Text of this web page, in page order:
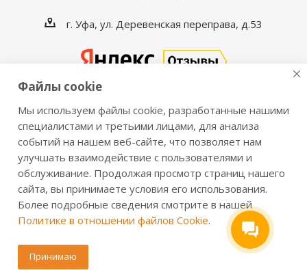
г. Уфа, ул. Деревенская переправа, д.53
2016-2026 © VALBERGSAFE.RU — Интернет-магазин
сейфов Valberg и металлической мебели Практик.
Продажа сейфов для дома и офиса, металлических
шкафов, стеллажей, металлических дверей.
Информация о розничных ценах, технических
характеристиках, наличии на складе носит справочный
характер и не является публичной офертой,
определяемой положениями из Статьи 437 ч.2 ГК РФ.
Файлы cookie
Мы используем файлы cookie, разработанные нашими
специалистами и третьими лицами, для анализа
событий на нашем веб-сайте, что позволяет нам
улучшать взаимодействие с пользователями и
обслуживание. Продолжая просмотр страниц нашего
сайта, вы принимаете условия его использования.
Более подробные сведения смотрите в нашей
Политике в отношении файлов Cookie.
Принимаю